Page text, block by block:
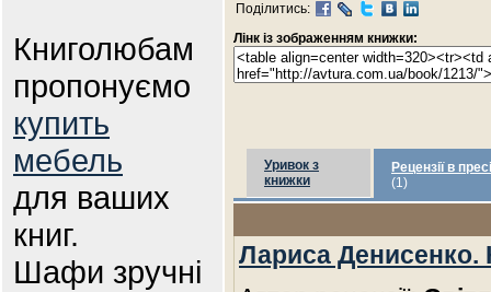
Книголюбам
пропонуємо
купить
мебель
для ваших
книг.
Шафи зручні
Поділитись:
Лінк із зображенням книжки:
Уривок з
книжки
Рецензії в пресі
(1)
Лариса Денисенко.